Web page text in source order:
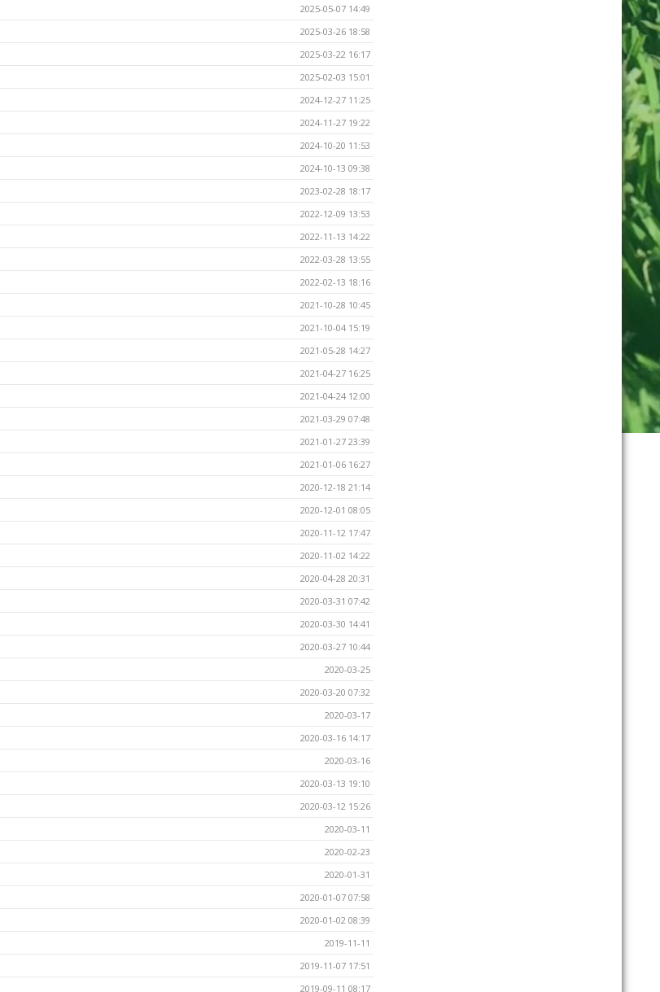
2025-05-07 14:49
2025-03-26 18:58
2025-03-22 16:17
2025-02-03 15:01
2024-12-27 11:25
2024-11-27 19:22
2024-10-20 11:53
2024-10-13 09:38
2023-02-28 18:17
2022-12-09 13:53
2022-11-13 14:22
2022-03-28 13:55
2022-02-13 18:16
2021-10-28 10:45
2021-10-04 15:19
2021-05-28 14:27
2021-04-27 16:25
2021-04-24 12:00
2021-03-29 07:48
2021-01-27 23:39
2021-01-06 16:27
2020-12-18 21:14
2020-12-01 08:05
2020-11-12 17:47
2020-11-02 14:22
2020-04-28 20:31
2020-03-31 07:42
2020-03-30 14:41
2020-03-27 10:44
2020-03-25
2020-03-20 07:32
2020-03-17
2020-03-16 14:17
2020-03-16
2020-03-13 19:10
2020-03-12 15:26
2020-03-11
2020-02-23
2020-01-31
2020-01-07 07:58
2020-01-02 08:39
2019-11-11
2019-11-07 17:51
2019-09-11 08:17